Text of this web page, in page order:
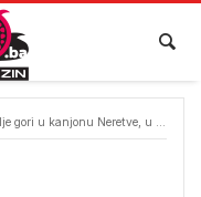
u Čapljini spašeni gospodarski objekti